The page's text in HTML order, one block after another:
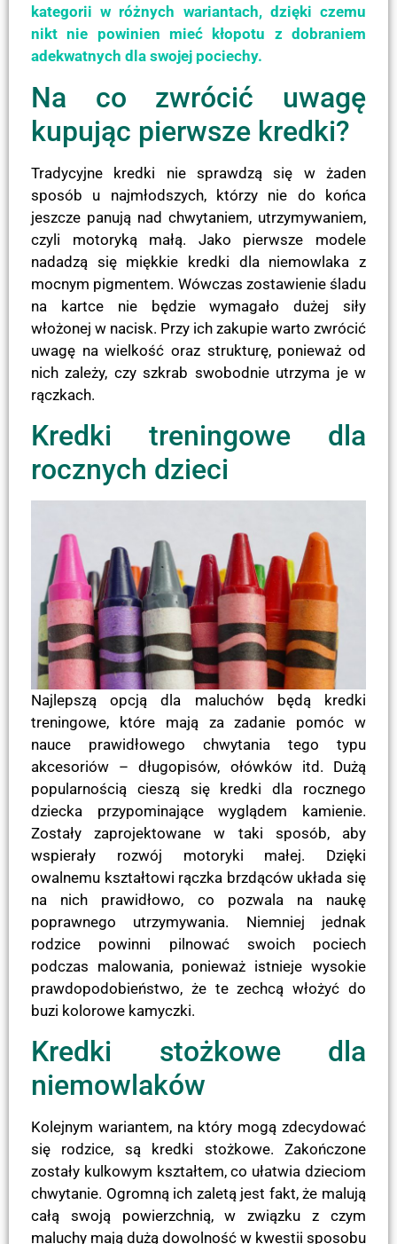
kategorii w różnych wariantach, dzięki czemu
nikt nie powinien mieć kłopotu z dobraniem
adekwatnych dla swojej pociechy.
Na co zwrócić uwagę
kupując pierwsze kredki?
Tradycyjne kredki nie sprawdzą się w żaden
sposób u najmłodszych, którzy nie do końca
jeszcze panują nad chwytaniem, utrzymywaniem,
czyli motoryką małą. Jako pierwsze modele
nadadzą się miękkie kredki dla niemowlaka z
mocnym pigmentem. Wówczas zostawienie śladu
na kartce nie będzie wymagało dużej siły
włożonej w nacisk. Przy ich zakupie warto zwrócić
uwagę na wielkość oraz strukturę, ponieważ od
nich zależy, czy szkrab swobodnie utrzyma je w
rączkach.
Kredki treningowe dla
rocznych dzieci
Najlepszą opcją dla maluchów będą kredki
treningowe, które mają za zadanie pomóc w
nauce prawidłowego chwytania tego typu
akcesoriów – długopisów, ołówków itd. Dużą
popularnością cieszą się kredki dla rocznego
dziecka przypominające wyglądem kamienie.
Zostały zaprojektowane w taki sposób, aby
wspierały rozwój motoryki małej. Dzięki
owalnemu kształtowi rączka brzdąców układa się
na nich prawidłowo, co pozwala na naukę
poprawnego utrzymywania. Niemniej jednak
rodzice powinni pilnować swoich pociech
podczas malowania, ponieważ istnieje wysokie
prawdopodobieństwo, że te zechcą włożyć do
buzi kolorowe kamyczki.
Kredki stożkowe dla
niemowlaków
Kolejnym wariantem, na który mogą zdecydować
się rodzice, są kredki stożkowe. Zakończone
zostały kulkowym kształtem, co ułatwia dzieciom
chwytanie. Ogromną ich zaletą jest fakt, że malują
całą swoją powierzchnią, w związku z czym
maluchy mają dużą dowolność w kwestii sposobu